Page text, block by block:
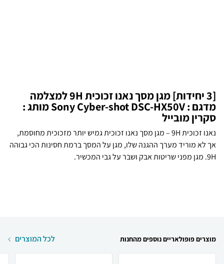
[3 יחידות] מגן מסך נאנו זכוכית 9H למצלמה
מדגם : Sony Cyber-shot DSC-HX50V מותג :
סקרין מובייל
נאנו זכוכית 9H – מגן מסך נאנו זכוכית גמיש יותר מזכוכית מחוסמת,
אך לא מוריד מערך ההגנה שלו, מגן על המסך ברמת חסינות הכי גבוהה
9H. מגן מפני שריטות אבק ושבר על גבי המכשיר.
מוצרים פופולאריים נוספים מהחנות לכל המוצרים